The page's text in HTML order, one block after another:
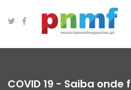
COVID 19 - Saiba